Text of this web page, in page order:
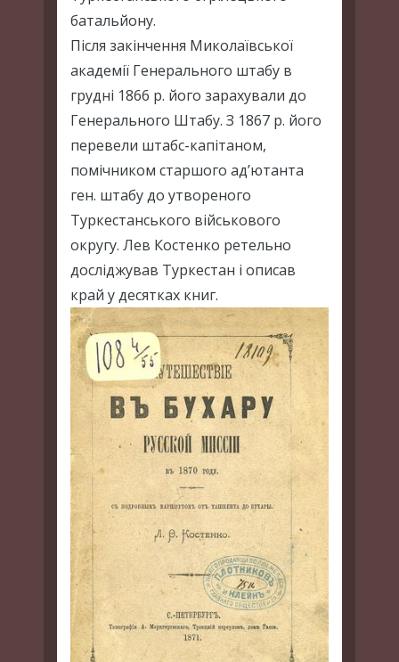
батальйону.
Після закінчення Миколаївської
академії Генерального штабу в
грудні 1866 р. його зарахували до
Генерального Штабу. З 1867 р. його
перевели штабс-капітаном,
помічником старшого ад’ютанта
ген. штабу до утвореного
Туркестанського військового
округу. Лев Костенко ретельно
досліджував Туркестан і описав
край у десятках книг.